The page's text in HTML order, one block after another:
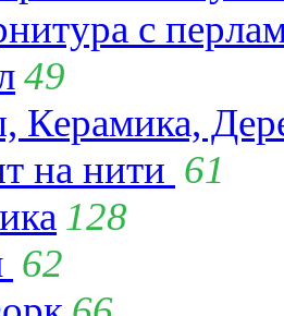
с
49
Керамика,
на нити 61
128
62